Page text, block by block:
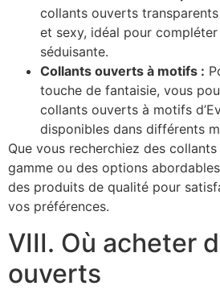
collants ouverts
et sexy, idéal pour
séduisante.
Collants ouverts à motifs :
touche de fantaisie, vous
collants ouverts à motifs
disponibles dans différents
Que vous recherchiez des
gamme ou des options
des produits de qualité pour
vos préférences.
VIII. Où acheter
ouverts